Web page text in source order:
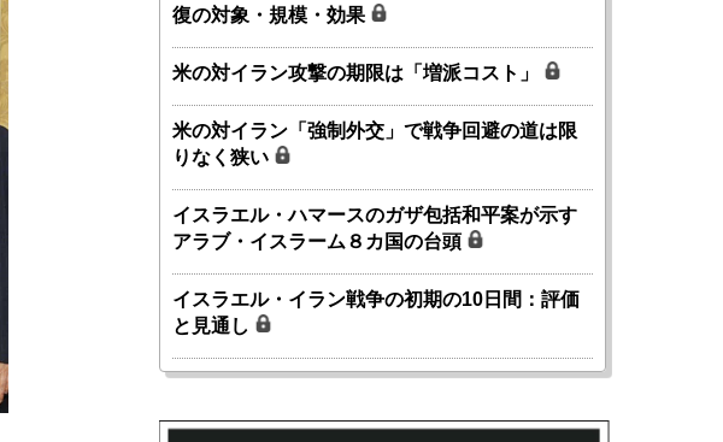
復の対象・規模・効果
米の対イラン攻撃の期限は「増派コスト」
米の対イラン「強制外交」で戦争回避の道は限
りなく狭い
イスラエル・ハマースのガザ包括和平案が示す
アラブ・イスラーム８カ国の台頭
イスラエル・イラン戦争の初期の10日間：評価
と見通し